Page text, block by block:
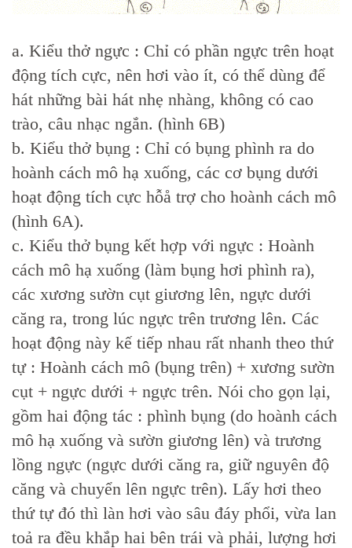
a. Kiểu thở ngực : Chỉ có phần ngực trên hoạt
động tích cực, nên hơi vào ít, có thể dùng để
hát những bài hát nhẹ nhàng, không có cao
trào, câu nhạc ngắn. (hình 6B)
b. Kiểu thở bụng : Chỉ có bụng phình ra do
hoành cách mô hạ xuống, các cơ bụng dưới
hoạt động tích cực hỗå trợ cho hoành cách mô
(hình 6A).
c. Kiểu thở bụng kết hợp với ngực : Hoành
cách mô hạ xuống (làm bụng hơi phình ra),
các xương sườn cụt giương lên, ngực dưới
căng ra, trong lúc ngực trên trương lên. Các
hoạt động này kế tiếp nhau rất nhanh theo thứ
tự : Hoành cách mô (bụng trên) + xương sườn
cụt + ngực dưới + ngực trên. Nói cho gọn lại,
gồm hai động tác : phình bụng (do hoành cách
mô hạ xuống và sườn giương lên) và trương
lồng ngực (ngực dưới căng ra, giữ nguyên độ
căng và chuyển lên ngực trên). Lấy hơi theo
thứ tự đó thì làn hơi vào sâu đáy phổi, vừa lan
toả ra đều khắp hai bên trái và phải, lượng hơi